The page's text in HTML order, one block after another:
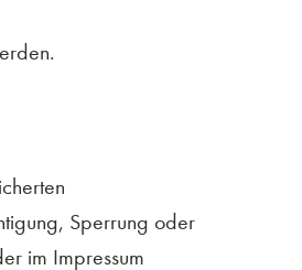
Sperrung oder
im Impressum